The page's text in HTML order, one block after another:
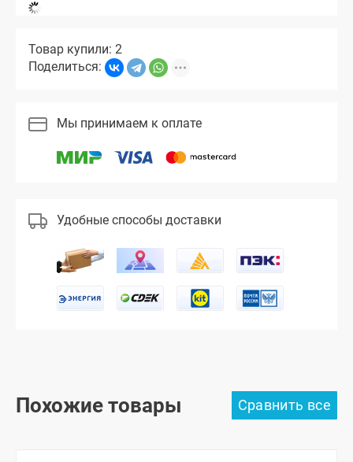
Товар купили: 2
Поделиться:
Мы принимаем к оплате
Удобные способы доставки
Похожие товары